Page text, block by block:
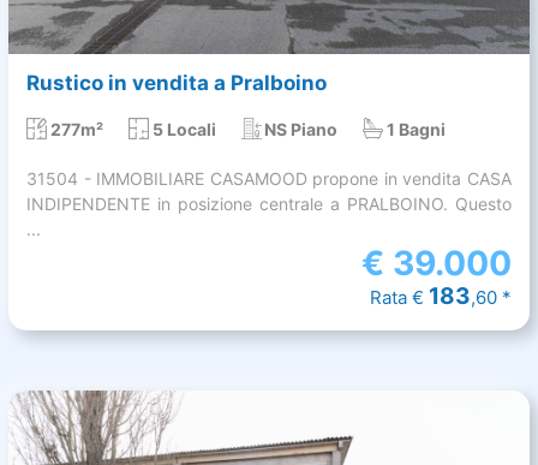
Rustico in vendita a Pralboino
277m² 5 Locali NS Piano 1 Bagni
31504 - IMMOBILIARE CASAMOOD propone in vendita CASA
INDIPENDENTE in posizione centrale a PRALBOINO. Questo
...
€ 39.000
Rata € 183,60 *